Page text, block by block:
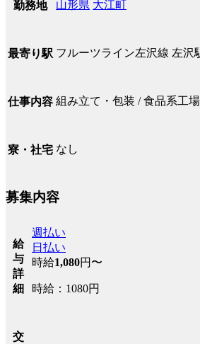
勤務地 山形県 大江町
最寄り駅 フルーツライン左沢線 左沢
仕事内容 組み立て・包装 / 食品系工
寮・社宅 なし
募集内容
給
与
詳
細
週払い
日払い
時給1,080円〜
時給：1080円
交